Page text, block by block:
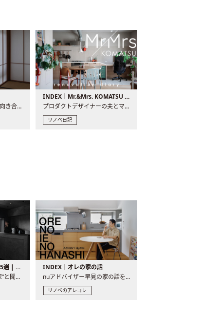
現場が始まるとき、まず向き合うものの一つがコンセントです..
INDEX｜Mr.&Mrs. KOMATSU renovation diary
プロダクトデザイナーの夫とマーチャンダイザーの妻が、夫婦で..
リノベ日記
バーカウンターのある家5選 | 日常に馴染む“距離の近い”キッチンとは
“バーカウンターのある家”と聞くと、少し特別な、大人のための..
INDEX｜オレの家の話
nuアドバイザー早見の家の話を、全4話でお届け。リノベーションを..
リノベのアレコレ